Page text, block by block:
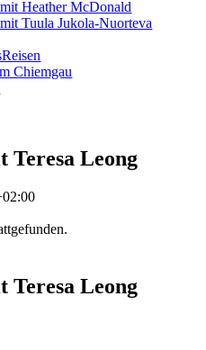
Heather McDonald
Tuula Jukola-Nuorteva
Chiemgau
Teresa Leong
Teresa Leong